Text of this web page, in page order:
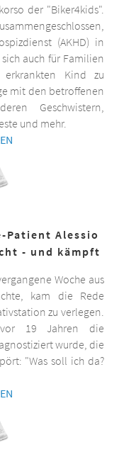
der "Biker4kids".
(AKHD) in
auch für Familien
erkrankten Kind zu
mit den betroffenen
Geschwistern,
und mehr.
Patient Alessio
- und kämpft
Woche aus
kam die Rede
zu verlegen.
19 Jahren die
wurde, die
"Was soll ich da?